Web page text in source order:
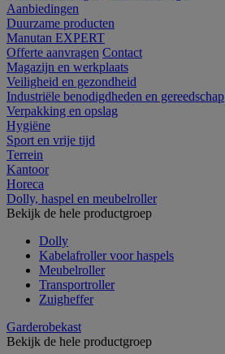
Aanbiedingen
Duurzame producten
Manutan EXPERT
Offerte aanvragen Contact
Magazijn en werkplaats
Veiligheid en gezondheid
Industriële benodigdheden en gereedschap
Verpakking en opslag
Hygiëne
Sport en vrije tijd
Terrein
Kantoor
Horeca
Dolly, haspel en meubelroller
Bekijk de hele productgroep
Dolly
Kabelafroller voor haspels
Meubelroller
Transportroller
Zuigheffer
Garderobekast
Bekijk de hele productgroep